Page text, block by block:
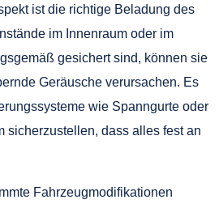
ist die richtige Beladung des
im Innenraum oder im
gesichert sind, können sie
Geräusche verursachen. Es
wie Spanngurte oder
sicherzustellen, dass alles fest an
Fahrzeugmodifikationen